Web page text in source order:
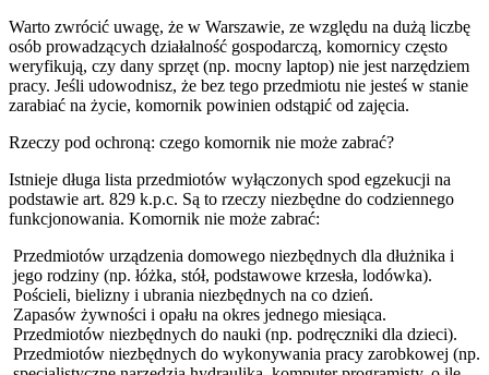
Warto zwrócić uwagę, że w Warszawie, ze względu na dużą liczbę
osób prowadzących działalność gospodarczą, komornicy często
weryfikują, czy dany sprzęt (np. mocny laptop) nie jest narzędziem
pracy. Jeśli udowodnisz, że bez tego przedmiotu nie jesteś w stanie
zarabiać na życie, komornik powinien odstąpić od zajęcia.
Rzeczy pod ochroną: czego komornik nie może zabrać?
Istnieje długa lista przedmiotów wyłączonych spod egzekucji na
podstawie art. 829 k.p.c. Są to rzeczy niezbędne do codziennego
funkcjonowania. Komornik nie może zabrać:
Przedmiotów urządzenia domowego niezbędnych dla dłużnika i
jego rodziny (np. łóżka, stół, podstawowe krzesła, lodówka).
Pościeli, bielizny i ubrania niezbędnych na co dzień.
Zapasów żywności i opału na okres jednego miesiąca.
Przedmiotów niezbędnych do nauki (np. podręczniki dla dzieci).
Przedmiotów niezbędnych do wykonywania pracy zarobkowej (np.